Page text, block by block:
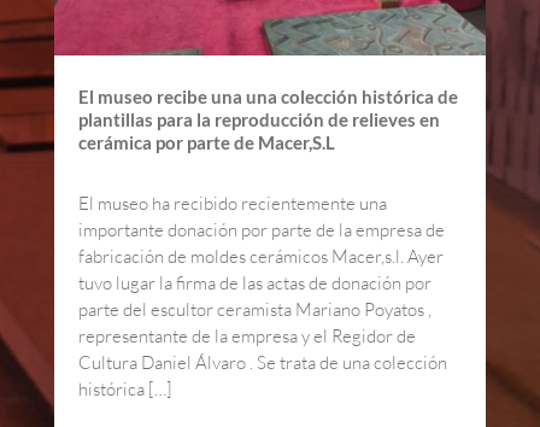
El museo recibe una una colección histórica de
plantillas para la reproducción de relieves en
cerámica por parte de Macer,S.L
El museo ha recibido recientemente una
importante donación por parte de la empresa de
fabricación de moldes cerámicos Macer,s.l. Ayer
tuvo lugar la firma de las actas de donación por
parte del escultor ceramista Mariano Poyatos ,
representante de la empresa y el Regidor de
Cultura Daniel Álvaro . Se trata de una colección
histórica […]